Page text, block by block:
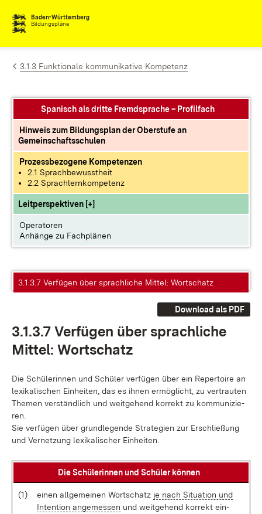
Zum Inhalt springen
Baden-Württemberg
Bildungspläne
3.1.3 Funktionale kommunikative Kompetenz
Spanisch als dritte Fremdsprache – Profilfach
Hinweis zum Bildungsplan der Oberstufe an
Gemeinschaftsschulen
Prozessbezogene Kompetenzen
2.1 Sprachbewusstheit
2.2 Sprachlernkompetenz
Leitperspektiven [+]
Operatoren
Anhänge zu Fachplänen
3.1.3.7 Verfügen über sprachliche Mittel: Wortschatz
Download als PDF
3.1.3.7 Ver­fü­gen über sprach­li­che
Mit­tel: Wort­schatz
Die Schü­le­rin­nen und Schü­ler ver­fü­gen über ein Re­per­toire an
le­xi­ka­li­schen Ein­hei­ten, das es ih­nen er­mög­licht, zu ver­trau­ten
The­men ver­ständ­lich und weit­ge­hend kor­rekt zu kom­mu­ni­zie­
ren.
Sie ver­fü­gen über grund­le­gen­de Stra­te­gi­en zur Er­schlie­ßung
und Ver­net­zung le­xi­ka­li­scher Ein­hei­ten.
Die Schü­le­rin­nen und Schü­ler kön­nen
(1) ei­nen all­ge­mei­nen Wort­schatz je nach Si­tua­ti­on und
In­ten­tion an­ge­mes­sen und weit­ge­hend kor­rekt ein­